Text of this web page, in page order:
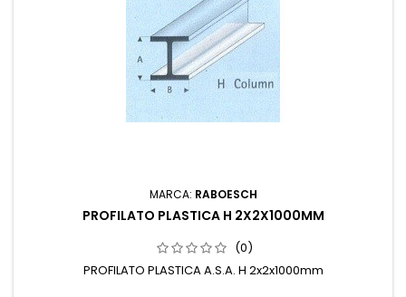
MARCA: RABOESCH
PROFILATO PLASTICA H 2X2X1000MM
(0)
PROFILATO PLASTICA A.S.A. H 2x2x1000mm